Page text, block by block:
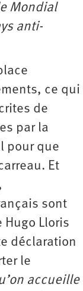
Mondial
anti-
ce qui
de
par la
pour que
Et
sont
Hugo Lloris
déclaration
le
accueille